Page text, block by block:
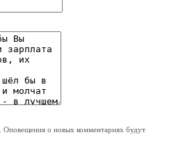
Оповещения о новых комментариях будут